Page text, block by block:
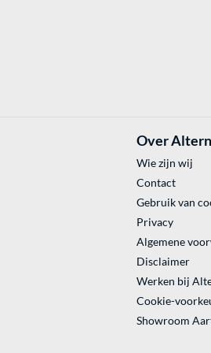
Over
Wie zijn wij
Contact
Gebruik van
Privacy
Algemene
Disclaimer
Werken bij
Cookie-
Showroom